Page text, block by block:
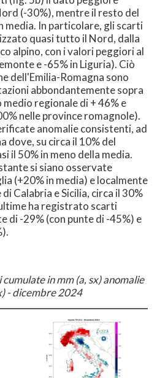
(-30%), mentre il resto del
media. In particolare, gli scarti
quasi tutto il Nord, dalla
alpino, con i valori peggiori al
e -65% in Liguria). Ciò
dell'Emilia-Romagna sono
abbondantemente sopra
regionale di + 46% e
nelle province romagnole).
anomalie consistenti, ad
dove, su circa il 10% del
il 50% in meno della media.
si siano osservate
(+20% in media) e localmente
Calabria e Sicilia, circa il 30%
ha registrato scarti
di -29% (con punte di -45%) e
in mm (a, sx) anomalie
- dicembre 2024